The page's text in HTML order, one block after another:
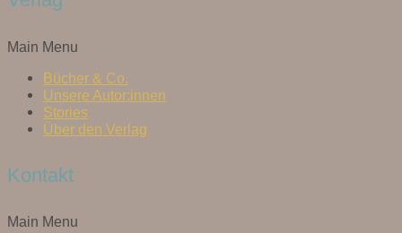
Main Menu
Bücher & Co.
Unsere Autor:innen
Stories
Über den Verlag
Kontakt
Main Menu